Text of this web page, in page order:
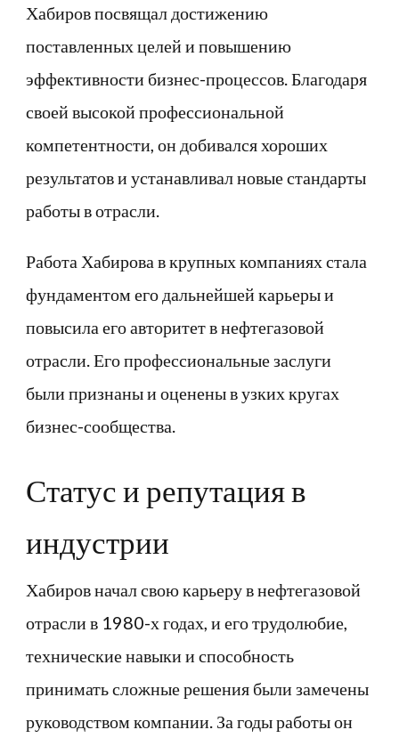
Хабиров посвящал достижению
поставленных целей и повышению
эффективности бизнес-процессов. Благодаря
своей высокой профессиональной
компетентности, он добивался хороших
результатов и устанавливал новые стандарты
работы в отрасли.
Работа Хабирова в крупных компаниях стала
фундаментом его дальнейшей карьеры и
повысила его авторитет в нефтегазовой
отрасли. Его профессиональные заслуги
были признаны и оценены в узких кругах
бизнес-сообщества.
Статус и репутация в
индустрии
Хабиров начал свою карьеру в нефтегазовой
отрасли в 1980-х годах, и его трудолюбие,
технические навыки и способность
принимать сложные решения были замечены
руководством компании. За годы работы он